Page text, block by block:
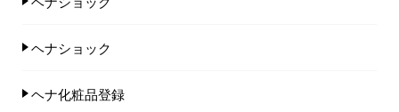
ヘナショック
ヘナ化粧品登録